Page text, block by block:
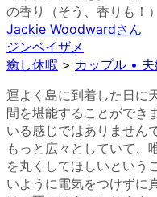
の香り（そう、香りも！
Jackie Woodwardさん
ジンベイザメ
癒し休暇 > カップル •
運よく島に到着した日に
間を堪能することができ
いる感じではありません
もっと広々としていて、
を丸くしてほしいという
いように電気をつけずに